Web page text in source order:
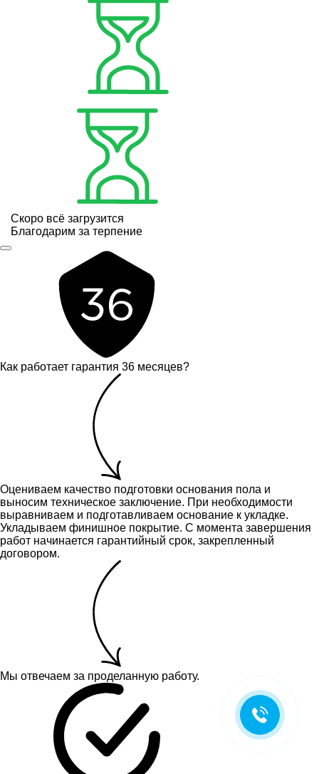
Скоро всё загрузится
Благодарим за терпение
Как работает гарантия 36 месяцев?
Оцениваем качество подготовки основания пола и
выносим техническое заключение. При необходимости
выравниваем и подготавливаем основание к укладке.
Укладываем финишное покрытие. С момента завершения
работ начинается гарантийный срок, закрепленный
договором.
Мы отвечаем за проделанную работу.